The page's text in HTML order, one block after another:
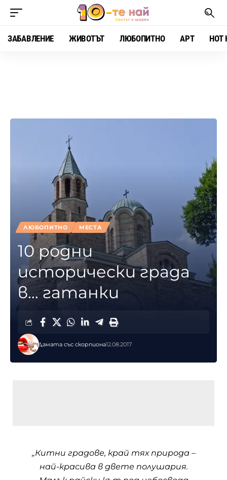
ЗАБАВЛЕНИЕ ЖИВОТЪТ ЛЮБОПИТНО АРТ HOT
ЛЮБОПИТНО МЕСТА
10 родни
исторически града
в… гатанки
Дамата със скорпиона12.08.2017
„Китни градове, край тях природа –
най-красива в двете полушария.